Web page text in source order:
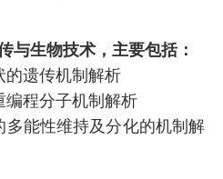
与生物技术，主要包括：
的遗传机制解析
编程分子机制解析
多能性维持及分化的机制解